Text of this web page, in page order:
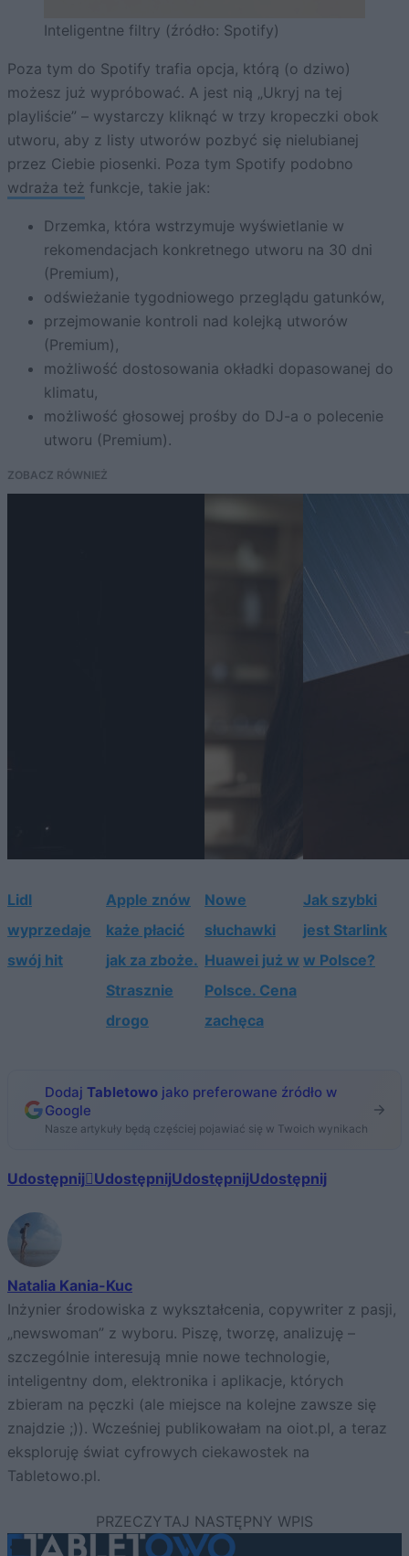
Inteligentne filtry (źródło: Spotify)
Poza tym do Spotify trafia opcja, którą (o dziwo)
możesz już wypróbować. A jest nią „Ukryj na tej
playliście” – wystarczy kliknąć w trzy kropeczki obok
utworu, aby z listy utworów pozbyć się nielubianej
przez Ciebie piosenki. Poza tym Spotify podobno
wdraża też funkcje, takie jak:
Drzemka, która wstrzymuje wyświetlanie w
rekomendacjach konkretnego utworu na 30 dni
(Premium),
odświeżanie tygodniowego przeglądu gatunków,
przejmowanie kontroli nad kolejką utworów
(Premium),
możliwość dostosowania okładki dopasowanej do
klimatu,
możliwość głosowej prośby do DJ-a o polecenie
utworu (Premium).
ZOBACZ RÓWNIEŻ
Lidl
wyprzedaje
swój hit
Apple znów
każe płacić
jak za zboże.
Strasznie
drogo
Nowe
słuchawki
Huawei już w
Polsce. Cena
zachęca
Jak szybki
jest Starlink
w Polsce?
Dodaj Tabletowo jako preferowane źródło w
Google
Nasze artykuły będą częściej pojawiać się w Twoich wynikach
Udostępnij UdostępnijUdostępnijUdostępnij
Natalia Kania-Kuc
Inżynier środowiska z wykształcenia, copywriter z pasji,
„newswoman” z wyboru. Piszę, tworzę, analizuję –
szczególnie interesują mnie nowe technologie,
inteligentny dom, elektronika i aplikacje, których
zbieram na pęczki (ale miejsce na kolejne zawsze się
znajdzie ;)). Wcześniej publikowałam na oiot.pl, a teraz
eksploruję świat cyfrowych ciekawostek na
Tabletowo.pl.